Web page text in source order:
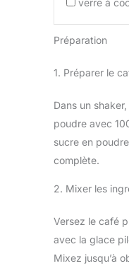
Préparation
1. Préparer le
Dans un
poudre avec
sucre en
complète.
2. Mixer les
Versez le café
avec la glace
Mixez jusqu’à